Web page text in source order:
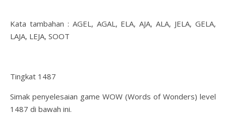
Kata tambahan : AGEL, AGAL, ​​​​ELA, AJA, ALA, JELA, GELA,
LAJA, LEJA, SOOT
Tingkat 1487
Simak penyelesaian game WOW (Words of Wonders) level
1487 di bawah ini.